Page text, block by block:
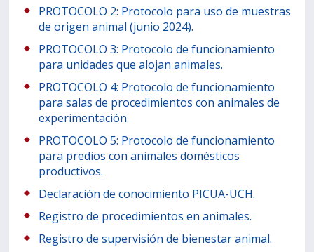
PROTOCOLO 2: Protocolo para uso de muestras
de origen animal (junio 2024).
PROTOCOLO 3: Protocolo de funcionamiento
para unidades que alojan animales.
PROTOCOLO 4: Protocolo de funcionamiento
para salas de procedimientos con animales de
experimentación.
PROTOCOLO 5: Protocolo de funcionamiento
para predios con animales domésticos
productivos.
Declaración de conocimiento PICUA-UCH.
Registro de procedimientos en animales.
Registro de supervisión de bienestar animal.